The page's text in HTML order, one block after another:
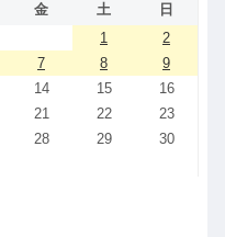
金 土
日
1
2
7 8
9
14 15
16
21 22
23
28 29
30